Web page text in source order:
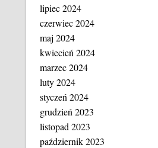
lipiec 2024
czerwiec 2024
maj 2024
kwiecień 2024
marzec 2024
luty 2024
styczeń 2024
grudzień 2023
listopad 2023
październik 2023